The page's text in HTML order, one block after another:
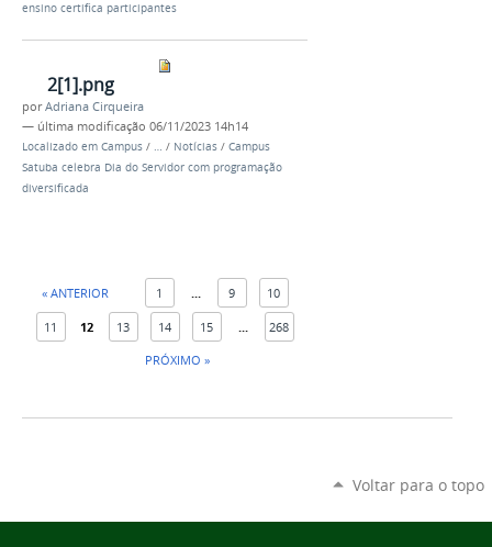
ensino certifica participantes
2[1].png
porAdriana Cirqueira
— última modificação 06/11/2023 14h14
Localizado em Campus / … / Notícias / Campus
Satuba celebra Dia do Servidor com programação
diversificada
« ANTERIOR 1 9 10
11 12 13 14 15
268
PRÓXIMO »
Voltar para o topo